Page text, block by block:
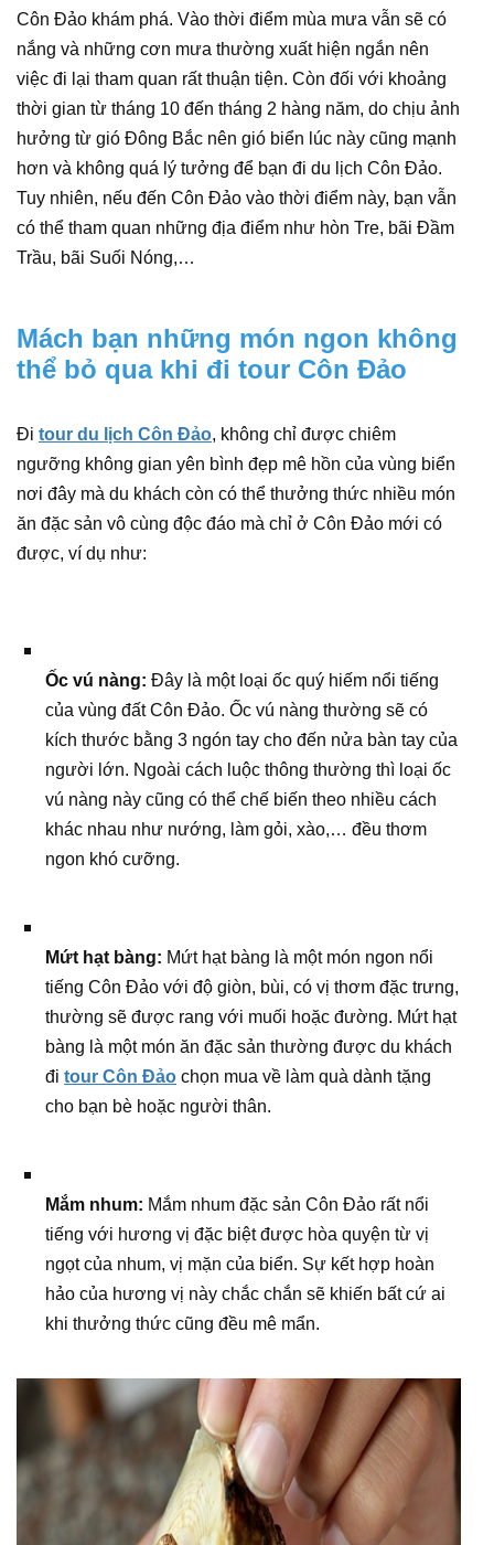
Côn Đảo khám phá. Vào thời điểm mùa mưa vẫn sẽ có
nắng và những cơn mưa thường xuất hiện ngắn nên
việc đi lại tham quan rất thuận tiện. Còn đối với khoảng
thời gian từ tháng 10 đến tháng 2 hàng năm, do chịu ảnh
hưởng từ gió Đông Bắc nên gió biển lúc này cũng mạnh
hơn và không quá lý tưởng để bạn đi du lịch Côn Đảo.
Tuy nhiên, nếu đến Côn Đảo vào thời điểm này, bạn vẫn
có thể tham quan những địa điểm như hòn Tre, bãi Đầm
Trầu, bãi Suối Nóng,…
Mách bạn những món ngon không
thể bỏ qua khi đi tour Côn Đảo
Đi tour du lịch Côn Đảo, không chỉ được chiêm
ngưỡng không gian yên bình đẹp mê hồn của vùng biển
nơi đây mà du khách còn có thể thưởng thức nhiều món
ăn đặc sản vô cùng độc đáo mà chỉ ở Côn Đảo mới có
được, ví dụ như:
Ốc vú nàng: Đây là một loại ốc quý hiếm nổi tiếng
của vùng đất Côn Đảo. Ốc vú nàng thường sẽ có
kích thước bằng 3 ngón tay cho đến nửa bàn tay của
người lớn. Ngoài cách luộc thông thường thì loại ốc
vú nàng này cũng có thể chế biến theo nhiều cách
khác nhau như nướng, làm gỏi, xào,… đều thơm
ngon khó cưỡng.
Mứt hạt bàng: Mứt hạt bàng là một món ngon nổi
tiếng Côn Đảo với độ giòn, bùi, có vị thơm đặc trưng,
thường sẽ được rang với muối hoặc đường. Mứt hạt
bàng là một món ăn đặc sản thường được du khách
đi tour Côn Đảo chọn mua về làm quà dành tặng
cho bạn bè hoặc người thân.
Mắm nhum: Mắm nhum đặc sản Côn Đảo rất nổi
tiếng với hương vị đặc biệt được hòa quyện từ vị
ngọt của nhum, vị mặn của biển. Sự kết hợp hoàn
hảo của hương vị này chắc chắn sẽ khiến bất cứ ai
khi thưởng thức cũng đều mê mẩn.